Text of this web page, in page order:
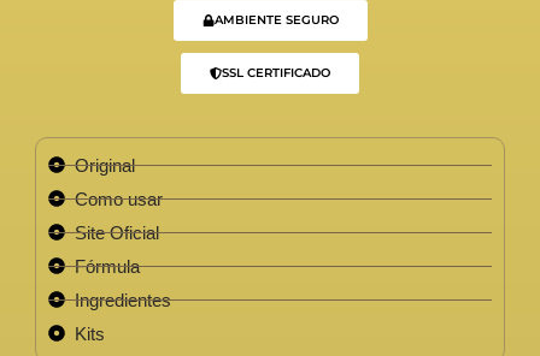
AMBIENTE SEGURO
SSL CERTIFICADO
Original
Como usar
Site Oficial
Fórmula
Ingredientes
Kits